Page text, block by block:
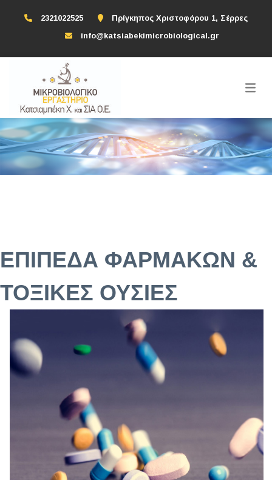
2321022525
Πρίγκηπος Χριστοφόρου 1, Σέρρες
info@katsiabekimicrobiological.gr
ΕΠΙΠΕΔΑ ΦΑΡΜΑΚΩΝ &
ΤΟΞΙΚΕΣ ΟΥΣΙΕΣ